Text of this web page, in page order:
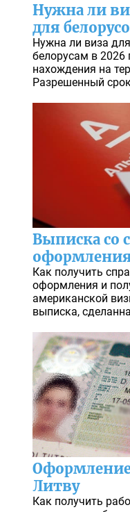
Нужна ли
для
Нужна ли виза
белорусам в 2026
нахождения на
Разрешенный
Выписка со
Как получить
оформления и
американской
выписка,
Литву
Как получить